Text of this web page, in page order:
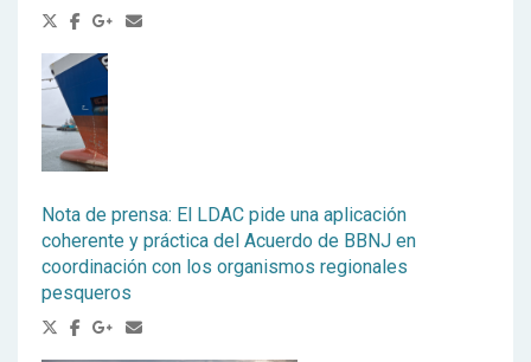
Nota de prensa: El LDAC pide una aplicación
coherente y práctica del Acuerdo de BBNJ en
coordinación con los organismos regionales
pesqueros